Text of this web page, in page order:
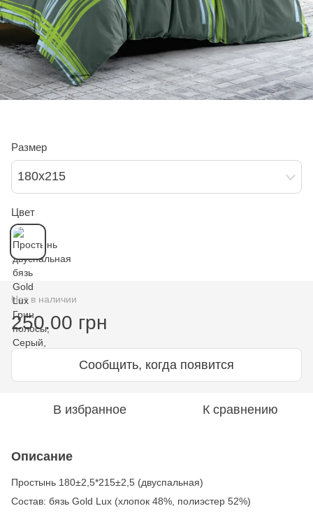
Размер
180х215
Цвет
Нет в наличии
250.00 грн
Сообщить, когда появится
В избранное К сравнению
Описание
Простынь 180±2,5*215±2,5 (двуспальная)
Состав: бязь Gold Lux (хлопок 48%, полиэстер 52%)